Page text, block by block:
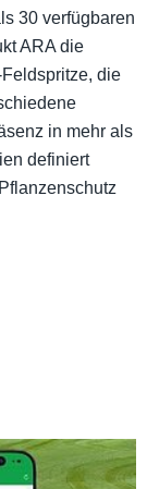
30 verfügbaren
ARA die
die
in mehr als
definiert